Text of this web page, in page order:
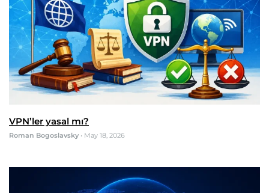
VPN’ler yasal mı?
Roman Bogoslavsky • May 18, 2026